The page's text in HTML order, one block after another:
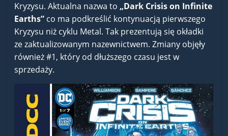
Kryzysu. Aktualna nazwa to „Dark Crisis on Infinite
Earths” co ma podkreślić kontynuacją pierwszego
Kryzysu niż cyklu Metal. Tak prezentują się okładki
ze zaktualizowanym nazewnictwem. Zmiany objęły
również #1, który od dłuższego czasu jest w
sprzedaży.